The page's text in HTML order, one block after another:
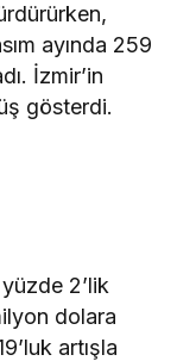
ayında 259
İzmir’in
gösterdi.
yüzde 2’lik
dolara
artışla